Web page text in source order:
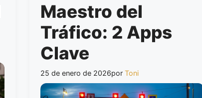
Maestro del
Tráfico: 2 Apps
Clave
25 de enero de 2026porToni